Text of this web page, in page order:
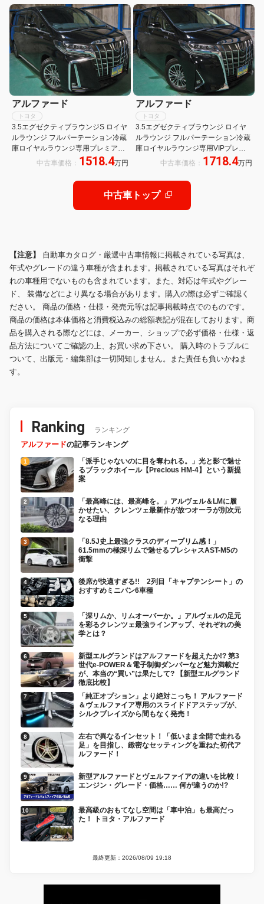
アルファード
トヨタ
3.5エグゼクティブラウンジS ロイヤ
ルラウンジ フルパーテーション冷蔵
庫ロイヤルラウンジ専用プレミアム
ナッパ本革リラクゼーションシート
前後間通話機能JBLプレミアムサウ
ンド17SPリヤエンターテイメント
24型ディスプレイ集中コントロール
中古車価格： 1518.4万円
アルファード
トヨタ
3.5エグゼクティブラウンジ ロイヤ
ルラウンジ フルパーテーション冷蔵
庫ロイヤルラウンジ専用VIPプレミ
アムナッパ本革エアシートリヤエン
ターテイメント24型ディスプレイ集
中コントロールタッチパネル前後間
通話機能リラクゼーションシステム
おくだけ充電
中古車価格： 1718.4万円
中古車トップ
【注意】 自動車カタログ・厳選中古車情報に掲載されている写真は、
年式やグレードの違う車種が含まれます。掲載されている写真はそれぞ
れの車種用でないものも含まれています。また、対応は年式やグレー
ド、 装備などにより異なる場合があります。購入の際は必ずご確認く
ださい。 商品の価格・仕様・発売元等は記事掲載時点でのものです。
商品の価格は本体価格と消費税込みの総額表記が混在しております。商
品を購入される際などには、メーカー、ショップで必ず価格・仕様・返
品方法についてご確認の上、お買い求め下さい。 購入時のトラブルに
ついて、出版元・編集部は一切関知しません。また責任も負いかねま
す。
Ranking ランキング
アルファードの記事ランキング
「派手じゃないのに目を奪われる。」光と影で魅せ
るブラックホイール【Precious HM-4】という新提
案
「最高峰には、最高峰を。」アルヴェル＆LMに履
かせたい、クレンツェ最新作が放つオーラが別次元
なる理由
「8.5J史上最強クラスのディープリム感！」
61.5mmの極深リムで魅せるプレシャスAST-M5の
衝撃
後席が快適すぎる!! 2列目「キャプテンシート」の
おすすめミニバン6車種
「深リムか、リムオーバーか。」アルヴェルの足元
を彩るクレンツェ最強ラインアップ、それぞれの美
学とは？
新型エルグランドはアルファードを超えたか!? 第3
世代e-POWER＆電子制御ダンパーなど魅力満載だ
が、本当の“買い”は果たして? 【新型エルグランド
徹底比較】
「純正オプション」より絶対こっち！ アルファード
＆ヴェルファイア専用のスライドドアステップが、
シルクブレイズから間もなく発売！
左右で異なるインセット！「低いまま全開で走れる
足」を目指し、緻密なセッティングを重ねた初代ア
ルファード！
新型アルファードとヴェルファイアの違いを比較！
エンジン・グレード・価格…… 何が違うのか!?
最高級のおもてなし空間は「車中泊」も最高だっ
た！ トヨタ・アルファード
最終更新：2026/08/09 19:18